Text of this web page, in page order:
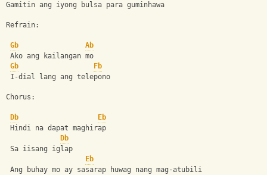
Gamitin ang iyong bulsa para guminhawa
Refrain:
Gb
Ab
Ako ang kailangan mo
Gb
Fb
I-dial lang ang telepono
Chorus:
Db
Eb
Hindi na dapat maghirap
Db
Sa iisang iglap
Eb
Ang buhay mo ay sasarap huwag nang mag-atubili